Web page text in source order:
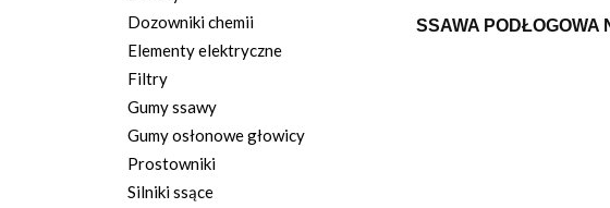
Dozowniki chemii
Elementy elektryczne
Filtry
Gumy ssawy
Gumy osłonowe głowicy
Prostowniki
Silniki ssące
SSAWA PODŁOGOWA